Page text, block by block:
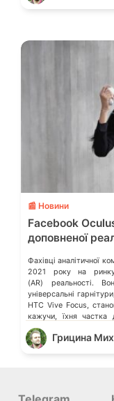
📰 Новини
Facebook
доповненої
Фахівці аналітичної
2021 року на ринку
(AR) реальності.
універсальні
HTC Vive Focus,
кажучи, їхня частка
квартал 2020 року ця
Грицина